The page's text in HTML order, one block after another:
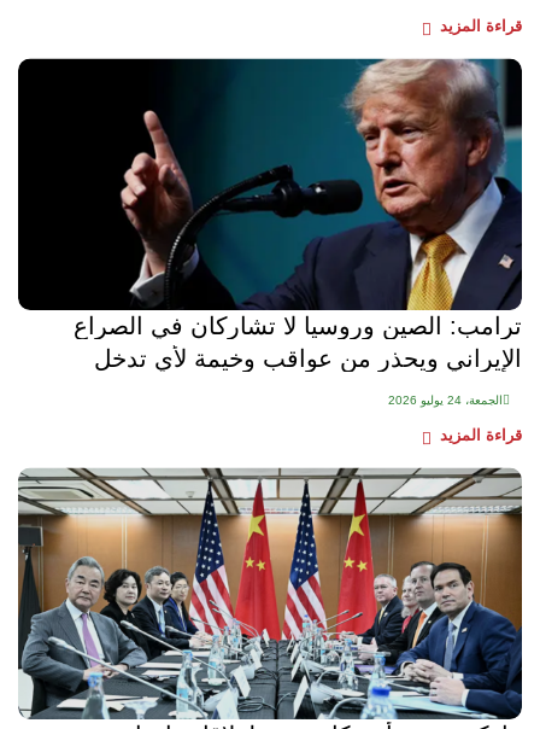
قراءة المزيد
ترامب: الصين وروسيا لا تشاركان في الصراع
الإيراني ويحذر من عواقب وخيمة لأي تدخل
الجمعة، 24 يوليو 2026
قراءة المزيد